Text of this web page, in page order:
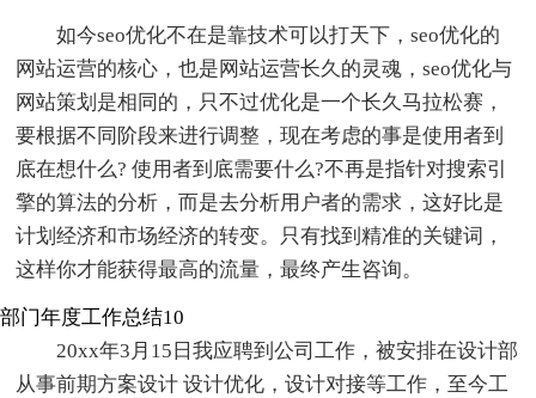
如今seo优化不在是靠技术可以打天下，seo优化的
网站运营的核心，也是网站运营长久的灵魂，seo优化与
网站策划是相同的，只不过优化是一个长久马拉松赛，
要根据不同阶段来进行调整，现在考虑的事是使用者到
底在想什么? 使用者到底需要什么?不再是指针对搜索引
擎的算法的分析，而是去分析用户者的需求，这好比是
计划经济和市场经济的转变。只有找到精准的关键词，
这样你才能获得最高的流量，最终产生咨询。
部门年度工作总结10
20xx年3月15日我应聘到公司工作，被安排在设计部
从事前期方案设计 设计优化，设计对接等工作，至今工